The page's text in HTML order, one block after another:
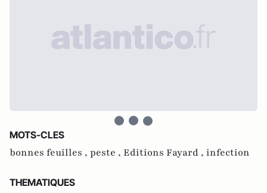
MOTS-CLES
bonnes feuilles , peste , Editions Fayard , infection
THEMATIQUES